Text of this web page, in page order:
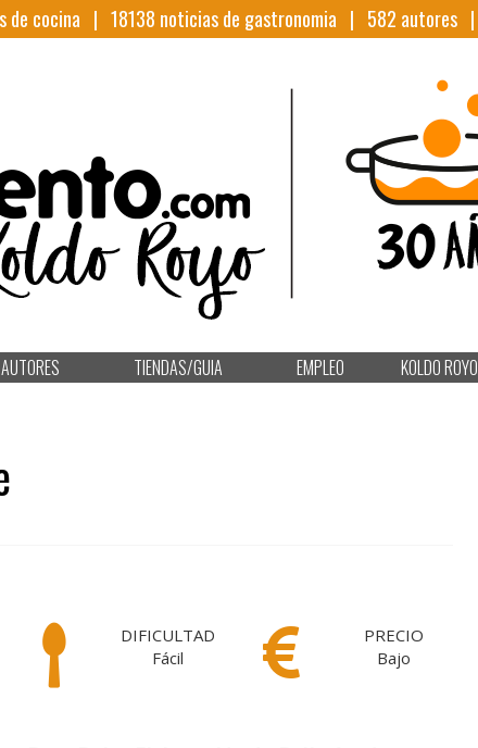
de cocina | 18138 noticias de gastronomia | 582 autores |
AUTORES TIENDAS/GUIA EMPLEO KOLDO ROYO
DIFICULTAD
Fácil
PRECIO
Bajo